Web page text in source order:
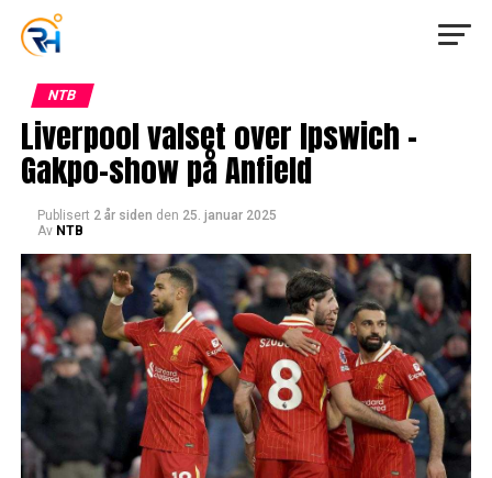
NTB
Liverpool valset over Ipswich –
Gakpo-show på Anfield
Publisert 2 år siden den 25. januar 2025
Av NTB